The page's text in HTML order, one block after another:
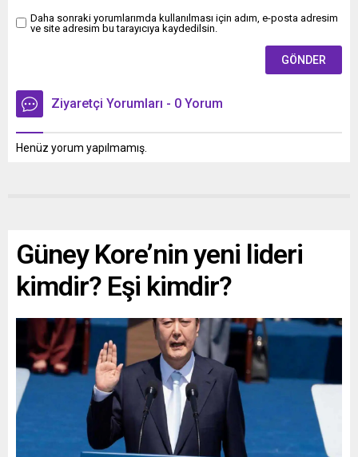
Daha sonraki yorumlarımda kullanılması için adım, e-posta adresim
ve site adresim bu tarayıcıya kaydedilsin.
Ziyaretçi Yorumları - 0 Yorum
Henüz yorum yapılmamış.
Güney Kore’nin yeni lideri
kimdir? Eşi kimdir?